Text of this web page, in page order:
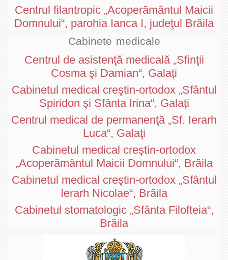
Centrul filantropic „Acoperământul Maicii
Domnului“, parohia Ianca I, judeţul Brăila
Cabinete medicale
Centrul de asistenţă medicală „Sfinţii
Cosma şi Damian“, Galați
Cabinetul medical creştin-ortodox „Sfântul
Spiridon şi Sfânta Irina“, Galați
Centrul medical de permanenţă „Sf. Ierarh
Luca“, Galaţi
Cabinetul medical creştin-ortodox
„Acoperământul Maicii Domnului“, Brăila
Cabinetul medical creştin-ortodox „Sfântul
Ierarh Nicolae“, Brăila
Cabinetul stomatologic „Sfânta Filofteia“,
Brăila